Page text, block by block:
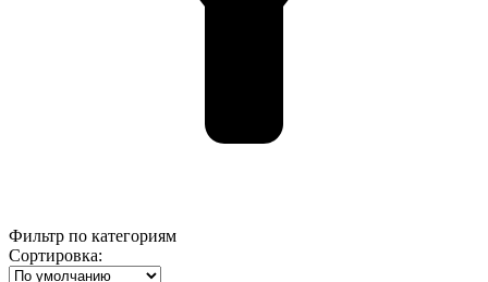
Фильтр по категориям
Сортировка: